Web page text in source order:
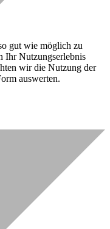
gut wie möglich zu
Ihr Nutzungserlebnis
wir die Nutzung der
auswerten.